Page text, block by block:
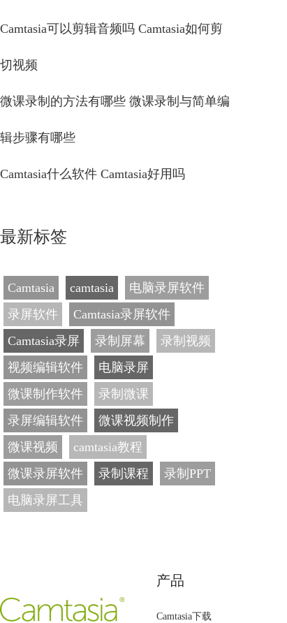
Camtasia可以剪辑音频吗 Camtasia如何剪
切视频
微课录制的方法有哪些 微课录制与简单编
辑步骤有哪些
Camtasia什么软件 Camtasia好用吗
最新标签
Camtasia camtasia
电脑录屏软件
录屏软件
Camtasia录屏软件
Camtasia录屏
录制屏幕
录制视频
视频编辑软件
电脑录屏
微课制作软件
录制微课
录屏编辑软件
微课视频制作
微课视频
camtasia教程
微课录屏软件
录制课程
录制PPT
电脑录屏工具
产品
Camtasia下载